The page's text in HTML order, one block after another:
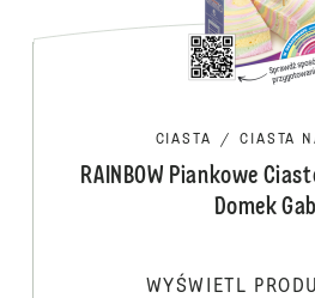
CIASTA / CIASTA
RAINBOW Piankowe
Domek
WYŚWIETL